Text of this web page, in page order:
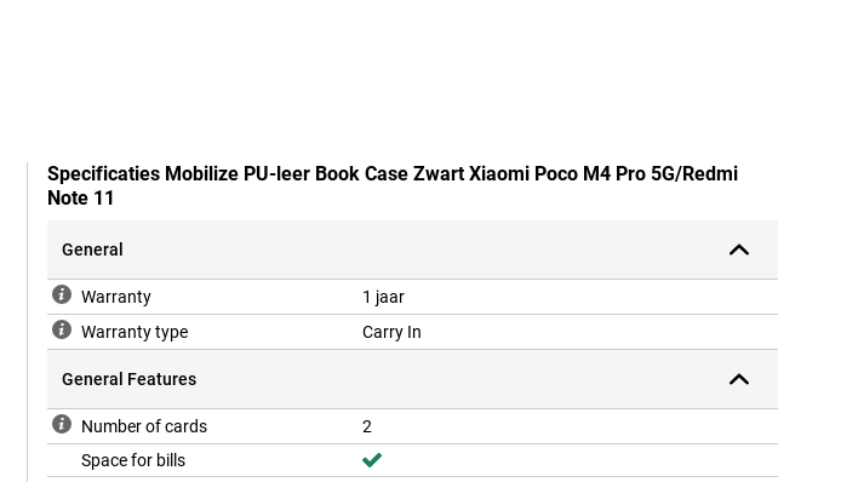
Specificaties Mobilize PU-leer Book Case Zwart Xiaomi Poco M4 Pro 5G/Redmi
Note 11
General
Warranty
1 jaar
Warranty type
Carry In
General Features
Number of cards
2
Space for bills